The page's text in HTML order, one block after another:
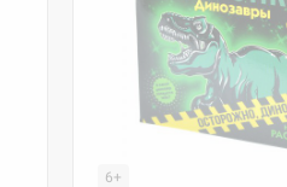
6+